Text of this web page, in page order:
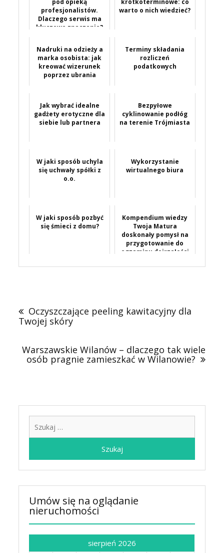
profesjonalistów.
Dlaczego serwis ma
kluczowe znaczenie?
warto o nich wiedzieć?
Nadruki na odzieży a
marka osobista: jak
kreować wizerunek
poprzez ubrania
Terminy składania
rozliczeń
podatkowych
Jak wybrać idealne
gadżety erotyczne dla
siebie lub partnera
Bezpyłowe
cyklinowanie podłóg
na terenie Trójmiasta
W jaki sposób uchyla
się uchwały spółki z
o.o.
Wykorzystanie
wirtualnego biura
W jaki sposób pozbyć
się śmieci z domu?
Kompendium wiedzy
Twoja Matura
doskonały pomysł na
przygotowanie do
egzaminu dojrzałości
Oczyszczające peeling kawitacyjny dla
Twojej skóry
Warszawskie Wilanów – dlaczego tak wiele
osób pragnie zamieszkać w Wilanowie?
Umów się na oglądanie
nieruchomości
sierpień 2026